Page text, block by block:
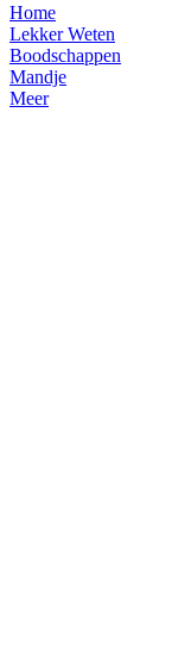
Home
Lekker Weten
Boodschappen
Mandje
Meer